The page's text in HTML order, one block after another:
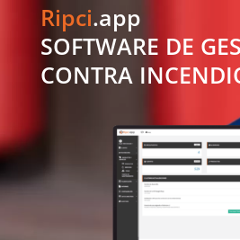
Ripci.app
SOFTWARE DE
CONTRA